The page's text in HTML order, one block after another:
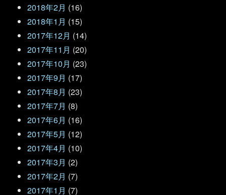
2018年2月 (16)
2018年1月 (15)
2017年12月 (14)
2017年11月 (20)
2017年10月 (23)
2017年9月 (17)
2017年8月 (23)
2017年7月 (8)
2017年6月 (16)
2017年5月 (12)
2017年4月 (10)
2017年3月 (2)
2017年2月 (7)
2017年1月 (7)